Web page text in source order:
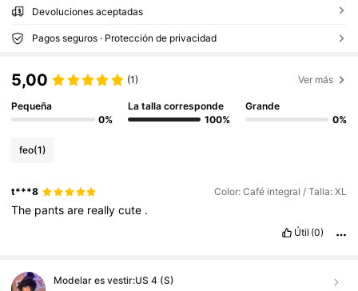
Devoluciones aceptadas
Pagos seguros · Protección de privacidad
5,00 (1) Ver más
Pequeña
0%
La talla corresponde
100%
Grande
0%
feo(1)
t***8 Color: Café integral / Talla: XL
The pantsare reallycute .
Útil (0)
Modelar es vestir:US 4 (S)